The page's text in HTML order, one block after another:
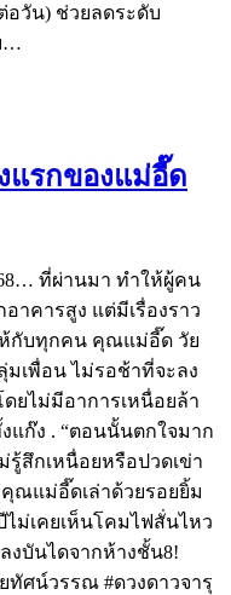
อวัน) ช่วยลดระดับ
…
แรกของแม่อี๊ด
ที่ผ่านมา ทำให้ผู้คน
าคารสูง แต่มีเรื่องราว
ห้กับทุกคน คุณแม่อี๊ด วัย
มเพื่อน ไม่รอช้าที่จะลง
ยไม่มีอาการเหนื่อยล้า
แก๊ง . “ตอนนั้นตกใจมาก
รู้สึกเหนื่อยหรือปวดเข่า
คุณแม่อี๊ดเล่าด้วยรอยยิ้ม
ปีไม่เคยเห็นโคมไฟสั่นไหว
งบันไดจากห้างชั้น8!
ทัศน์วรรณ #ดวงดาวจารุ